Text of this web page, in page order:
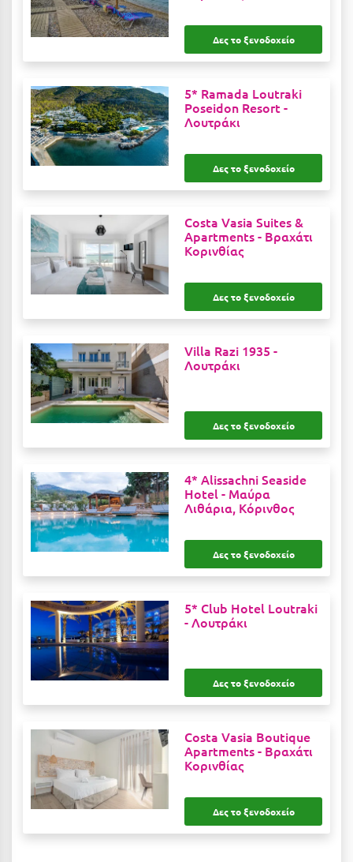
Κάρπαθος
Καρπενήσι
Κάρυστος
Κάσος
Κασσάνδρα
Κατερίνη
Κέα - Τζιά
Κερατέα
Κοζάνη
Κοκκώνι Κορινθίας
Κομοτηνή
Κόνιτσα
Κόρινθος
Κορώνη
Κουρούτα Ηλείας
Κρήτη
Κρουαζιέρες
Κύθηρα
Κυπαρισσία
Κύπρος
Κως
Δες το ξενοδοχείο
5* Ramada Loutraki
Poseidon Resort -
Λουτράκι
Δες το ξενοδοχείο
Costa Vasia Suites &
Apartments - Βραχάτι
Κορινθίας
Δες το ξενοδοχείο
Villa Razi 1935 -
Λουτράκι
Δες το ξενοδοχείο
4* Alissachni Seaside
Hotel - Μαύρα
Λιθάρια, Κόρινθος
Δες το ξενοδοχείο
5* Club Hotel Loutraki
-Λουτράκι
Δες το ξενοδοχείο
Costa Vasia Boutique
Apartments - Βραχάτι
Κορινθίας
Δες το ξενοδοχείο